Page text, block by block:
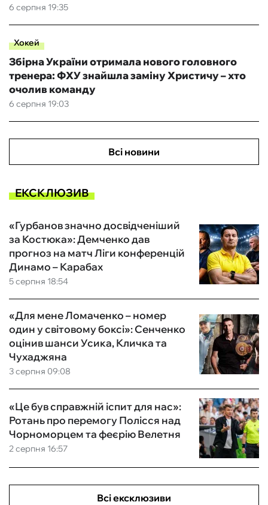
6 серпня 19:35
Хокей
6 серпня 19:03
Збірна України отримала нового головного
тренера: ФХУ знайшла заміну Христичу – хто
очолив команду
Всі новини
ЕКСКЛЮЗИВ
5 серпня 18:54
«Гурбанов значно досвідченіший
за Костюка»: Демченко дав
прогноз на матч Ліги конференцій
Динамо – Карабах
3 серпня 09:08
«Для мене Ломаченко – номер
один у світовому боксі»: Сенченко
оцінив шанси Усика, Кличка та
Чухаджяна
2 серпня 16:57
«Це був справжній іспит для нас»:
Ротань про перемогу Полісся над
Чорноморцем та феєрію Велетня
Всі ексклюзиви